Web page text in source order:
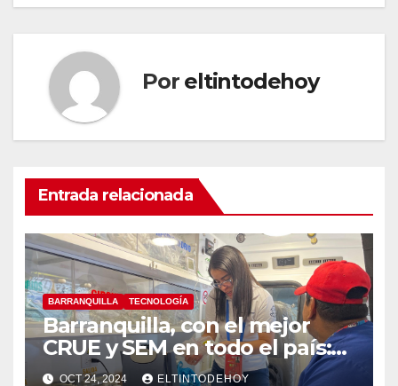
Por eltintodehoy
Entrada relacionada
BARRANQUILLA TECNOLOGÍA
Barranquilla, con el mejor
CRUE y SEM en todo el país:
MinSalud
OCT 24, 2024 ELTINTODEHOY